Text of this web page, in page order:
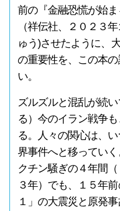
前の『金融恐慌が始
（祥伝社、２０２３
ゅう)させたように、
の重要性を、この本
い。
ズルズルと混乱が続
る）今のイラン戦争
る。人々の関心は、
界事件へと移ってい
クチン騒ぎの４年間
３年）でも、１５年
１」の大震災と原発